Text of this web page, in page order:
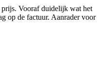
Vooraf duidelijk wat het
op de factuur. Aanrader voor